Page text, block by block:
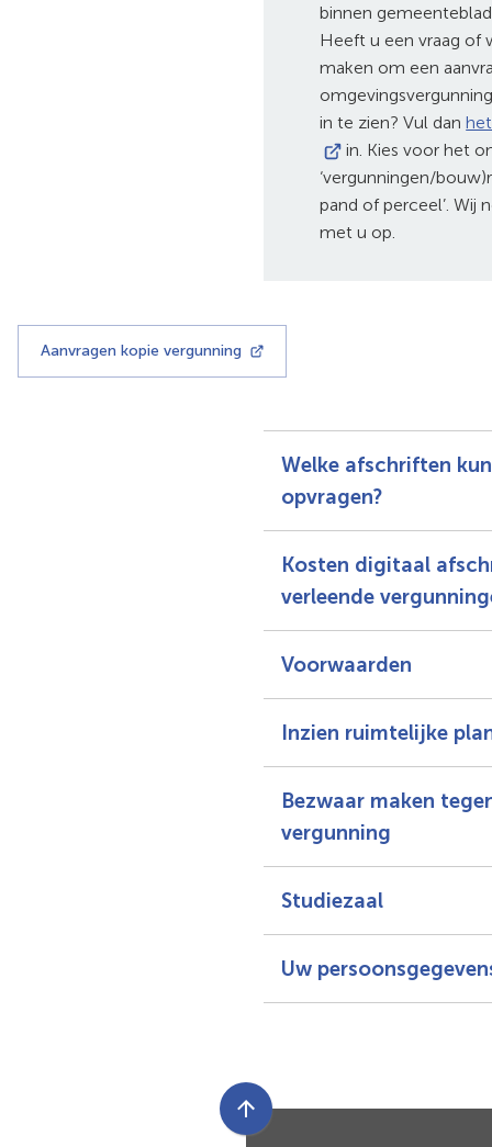
een
binnen
Heeft u een vraag of
maken om een
in te zien? Vul dan
in. Kies voor het
‘vergunningen/
pand of perceel’. Wij
met u op.
Aanvragen kopie vergunning
(Verwijst
Welke afschriften
opvragen?
Kosten digitaal
verleende
Voorwaarden
Inzien ruimtelijke
Bezwaar maken
vergunning
Studiezaal
Uw
Scroll